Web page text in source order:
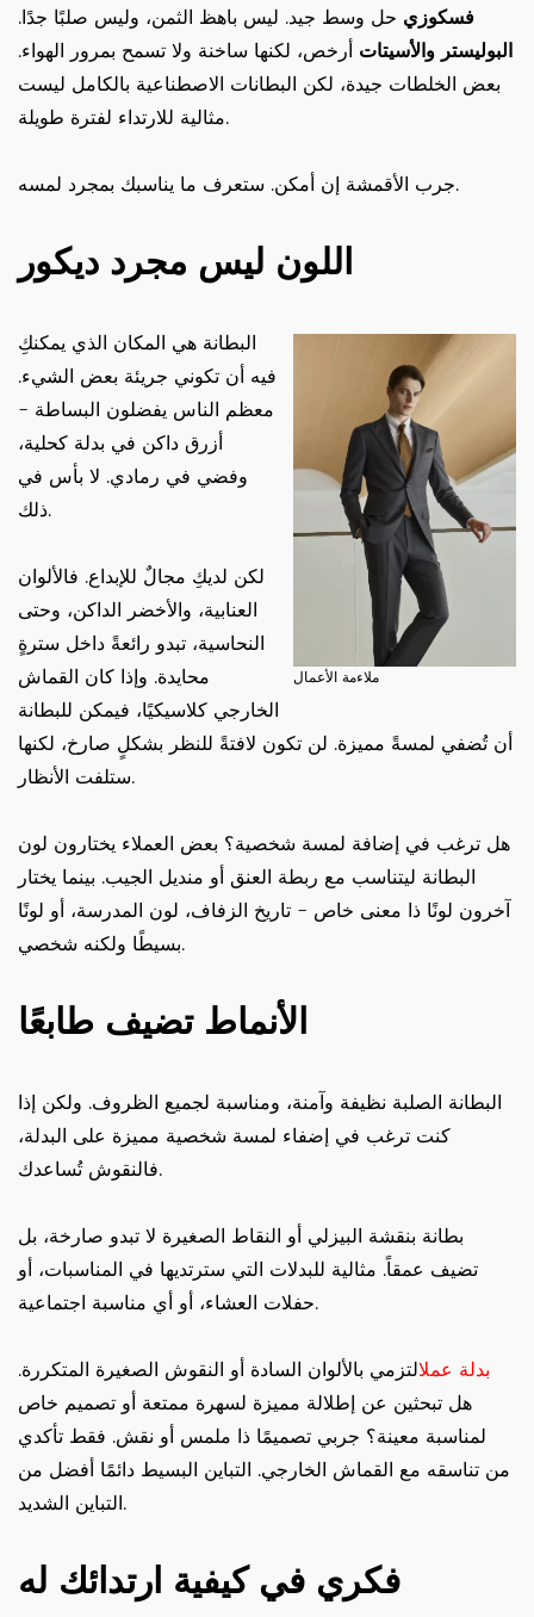
فسكوزي حل وسط جيد. ليس باهظ الثمن، وليس صلبًا جدًا.
البوليستر والأسيتات أرخص، لكنها ساخنة ولا تسمح بمرور الهواء.
بعض الخلطات جيدة، لكن البطانات الاصطناعية بالكامل ليست
مثالية للارتداء لفترة طويلة.
جرب الأقمشة إن أمكن. ستعرف ما يناسبك بمجرد لمسه.
اللون ليس مجرد ديكور
ملاءمة الأعمال
البطانة هي المكان الذي يمكنكِ
فيه أن تكوني جريئة بعض الشيء.
معظم الناس يفضلون البساطة -
أزرق داكن في بدلة كحلية،
وفضي في رمادي. لا بأس في
ذلك.
لكن لديكِ مجالٌ للإبداع. فالألوان
العنابية، والأخضر الداكن، وحتى
النحاسية، تبدو رائعةً داخل سترةٍ
محايدة. وإذا كان القماش
الخارجي كلاسيكيًا، فيمكن للبطانة
أن تُضفي لمسةً مميزة. لن تكون لافتةً للنظر بشكلٍ صارخ، لكنها
ستلفت الأنظار.
هل ترغب في إضافة لمسة شخصية؟ بعض العملاء يختارون لون
البطانة ليتناسب مع ربطة العنق أو منديل الجيب. بينما يختار
آخرون لونًا ذا معنى خاص - تاريخ الزفاف، لون المدرسة، أو لونًا
بسيطًا ولكنه شخصي.
الأنماط تضيف طابعًا
البطانة الصلبة نظيفة وآمنة، ومناسبة لجميع الظروف. ولكن إذا
كنت ترغب في إضفاء لمسة شخصية مميزة على البدلة،
فالنقوش تُساعدك.
بطانة بنقشة البيزلي أو النقاط الصغيرة لا تبدو صارخة، بل
تضيف عمقاً. مثالية للبدلات التي سترتديها في المناسبات، أو
حفلات العشاء، أو أي مناسبة اجتماعية.
بدلة عملالتزمي بالألوان السادة أو النقوش الصغيرة المتكررة.
هل تبحثين عن إطلالة مميزة لسهرة ممتعة أو تصميم خاص
لمناسبة معينة؟ جربي تصميمًا ذا ملمس أو نقش. فقط تأكدي
من تناسقه مع القماش الخارجي. التباين البسيط دائمًا أفضل من
التباين الشديد.
فكري في كيفية ارتدائك له